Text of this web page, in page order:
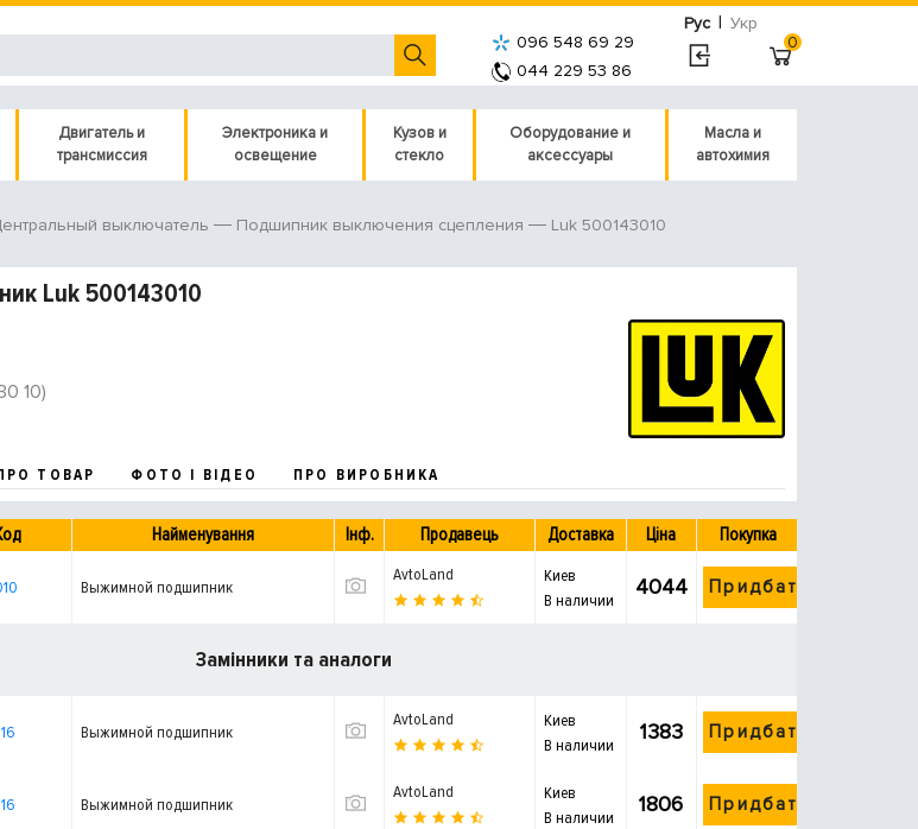
Рус | Укр
096 548 69 29
044 229 53 86
0
Двигатель и
трансмиссия
Электроника и
освещение
Кузов и
стекло
Оборудование и
аксессуары
Масла и
автохимия
выключатель Подшипник выключения сцепления Luk 500143010
Luk 500143010
10)
ТОВАР ФОТО І ВІДЕО ПРО ВИРОБНИКА
Найменування Інф. Продавець Доставка Ціна Покупка
Выжимной подшипник
AvtoLand
Киев
В наличии
4044 Придбати
Замінники та аналоги
Выжимной подшипник
AvtoLand
Киев
В наличии
1383 Придбати
Выжимной подшипник
AvtoLand
Киев
В наличии
1806 Придбати